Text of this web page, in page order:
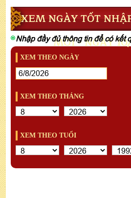
XEM NGÀY TỐT
MỚI - NGÀY
Nhập đầy đủ thông tin để có kết
XEM THEO NGÀY
XEM THEO THÁNG
XEM THEO TUỔI